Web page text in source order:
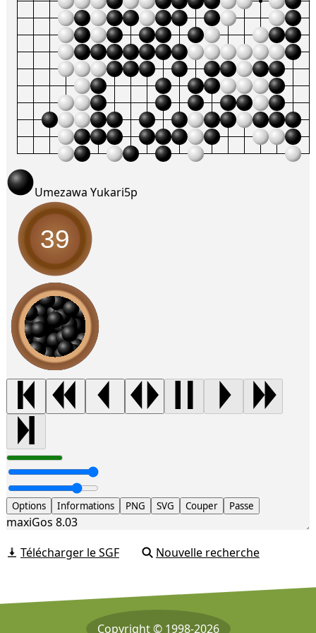
Umezawa Yukari5p
39
Options Informations PNG SVG Couper Passe
maxiGos 8.03
Télécharger le SGF
Nouvelle recherche
Copyright © 1998-2026